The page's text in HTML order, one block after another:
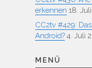
erkennen 18.
CC2tv #429:
Android? 4. Juli
MENÜ